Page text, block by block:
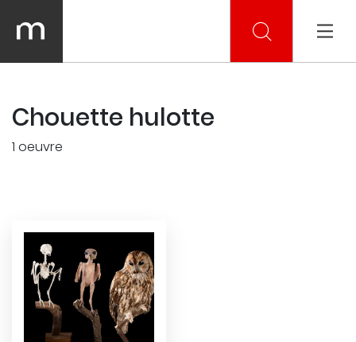
Chouette hulotte
1 oeuvre